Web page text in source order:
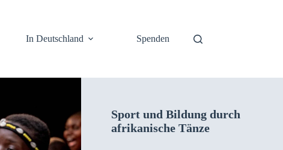
In Deutschland Spenden
Sport und Bil­dung durch
afrikanis­che Tänze